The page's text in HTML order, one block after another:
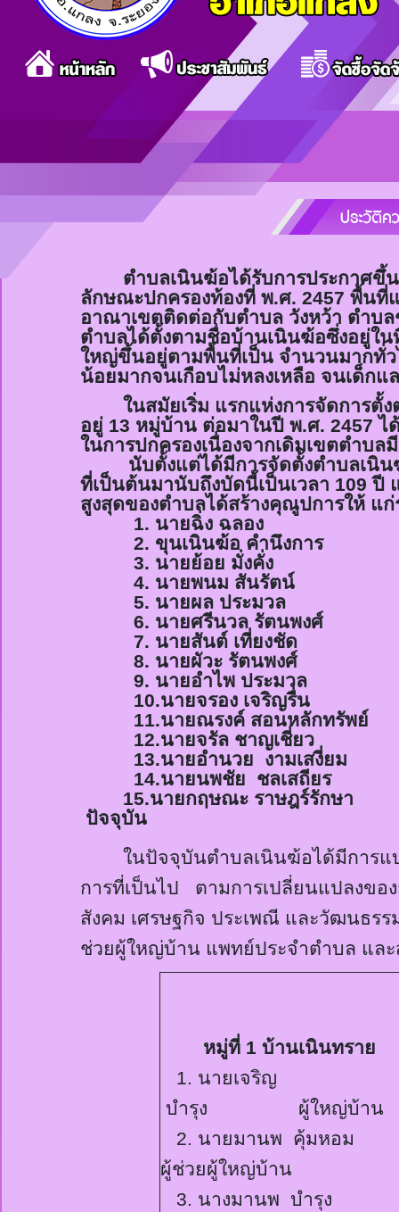
ตำบลเนินฆ้อได้รับการประกาศ
ลักษณะปกครองท้องที่ พ.ศ. 2457 พื้นที่
อาณาเขตติดต่อกับตำบล วังหว้า ตำบ
ตำบลได้ตั้งตามชื่อบ้านเนินฆ้อซึ่งอยู่ใ
ใหญ่ขึ้นอยู่ตามพื้นที่เป็น จำนวนมากทั่
น้อยมากจนเกือบไม่หลงเหลือ จนเด็ก
ในสมัยเริ่ม แรกแห่งการจัดการตั้
อยู่ 13 หมู่บ้าน ต่อมาในปี พ.ศ. 2457ไ
ในการปกครองเนื่องจากเดิมเขตตำบ
นับตั้งแต่ได้มีการจัดตั้งตำบลเนิน
ที่เป็นต้นมานับถึงบัดนี้เป็นเวลา 109ปี
สูงสุดของตำบลได้สร้างคุณูปการให้ แ
1. นายฉิ่ง ฉลอง ดำร
2. ขุนเนินฆ้อ คำนึงการ ด
3. นายย้อย มั่งคั่ง ดำ
4. นายพนม สันรัตน์ ดำ
5. นายผล ประมวล ดำ
6. นายศรีนวล รัตนพงศ์
7. นายสันต์ เที่ยงชัด ด
8. นายผัวะ รัตนพงศ์ ด
9. นายอำไพ ประมวล ด
10.นายจรอง เจริญรื่น ด
11.นายณรงค์ สอนหลักทรัพ
12.นายจรัล ชาญเชี่ยว ด
13.นายอำนวย งามเสงี่ยม
14.นายนพชัย ชลเสถียร
15.นายกฤษณะ ราษฎร์รักษา
ปัจจุบัน
ในปัจจุบันตำบลเนินฆ้อได้มีการแ
การที่เป็นไป ตามการเปลี่ยนแปลงของ
สังคม เศรษฐกิจ ประเพณี และวัฒนธร
ช่วยผู้ใหญ่บ้าน แพทย์ประจำตำบล แล
หมู่ที่ 1 บ้านเนินทราย
1. นายเจริญ
บำรุง ผู้ใหญ่บ้าน
2. นายมานพ คุ้มห
ผู้ช่วยผู้ใหญ่บ้าน
3. นางมานพ บำรุ